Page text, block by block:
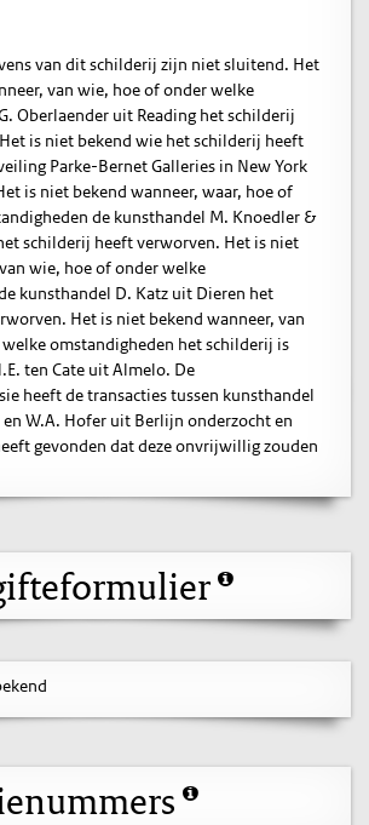
van dit schilderij zijn niet sluitend. Het
van wie, hoe of onder welke
Oberlaender uit Reading het schilderij
is niet bekend wie het schilderij heeft
Parke-Bernet Galleries in New York
is niet bekend wanneer, waar, hoe of
de kunsthandel M. Knoedler &
schilderij heeft verworven. Het is niet
wie, hoe of onder welke
kunsthandel D. Katz uit Dieren het
Het is niet bekend wanneer, van
omstandigheden het schilderij is
ten Cate uit Almelo. De
heeft de transacties tussen kunsthandel
W.A. Hofer uit Berlijn onderzocht en
gevonden dat deze onvrijwillig zouden